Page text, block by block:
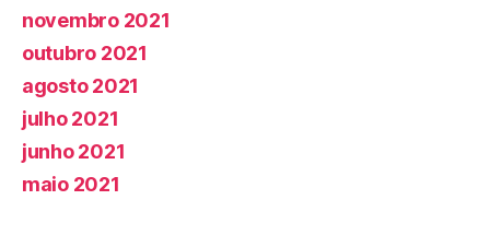
novembro 2021
outubro 2021
agosto 2021
julho 2021
junho 2021
maio 2021